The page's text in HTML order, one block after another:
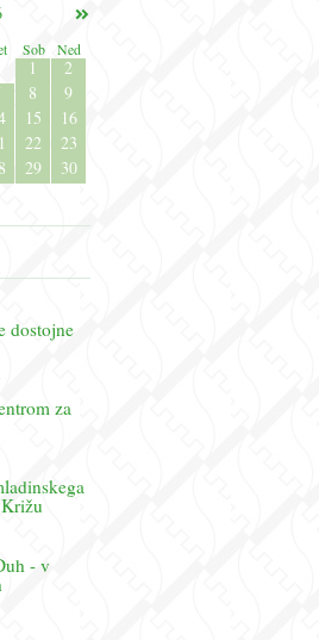
Sob Ned
1
2
8
9
15
16
22
23
29
30
dostojne
za
- v